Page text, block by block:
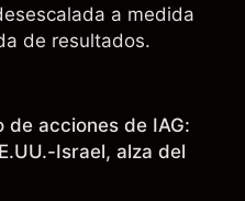
a medida
de resultados.
de acciones de IAG:
Israel, alza del